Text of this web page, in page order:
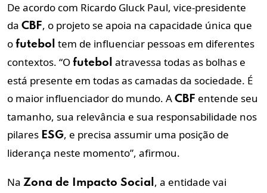
De acordo com Ricardo Gluck Paul, vice-presidente
da CBF, o projeto se apoia na capacidade única que
o futebol tem de influenciar pessoas em diferentes
contextos. “O futebol atravessa todas as bolhas e
está presente em todas as camadas da sociedade. É
o maior influenciador do mundo. A CBF entende seu
tamanho, sua relevância e sua responsabilidade nos
pilares ESG, e precisa assumir uma posição de
liderança neste momento”, afirmou.
Na Zona de Impacto Social , a entidade vai